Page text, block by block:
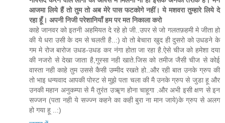
आजमा लिये हैं तो तुम तो अब मेरे पास फटकोगे नहीं। ये मशवरा तुम्हारे लिये दे
रहा हूँ। अपनी निजी परेशानियाँ हम पर मत निकाला करो
काहे जानवर को इतनी अहमियत दे रहे हो जी..उपर से जो गलतफ़हमी मे जीता हो
की ये धरा उसी के दम से चलती है..:) वो तो बेचारा खुद ही दुसरो को उधडने के
गम मे रोज बारोज उधड-उधड कर नंगा होता जा रहा है.ऐसे चीज को हमेशा दया
की नजरो से देखा जाता है,गुस्सा नही खाते.जिस को तमीज जैसी चीज से कोई
वास्ता नही काहे तुम उससे कैसी उम्मीद रखते हो..और रही बात उनके ग्रुप की
तो भाइ धन्यवाद आपकी पोस्ट से मुझे पता चला की मै उनके ग्रुप से जुडा हू और
उनकी महान अनुकम्पा से मै तुरंत उॠण होना चाहूगा .और अभी इसी क्षण से इन
सज्जन (पता नही ये सज्ज्न कहने का कही बुरा ना मान जाये)के ग्रुप से अलग
हो गया हू ..:)